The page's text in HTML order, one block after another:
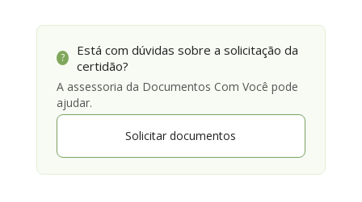
?
Está com dúvidas sobre a solicitação da
certidão?
A assessoria da Documentos Com Você pode
ajudar.
Solicitar documentos